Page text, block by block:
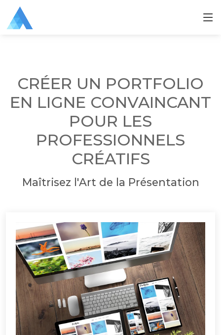
CRÉER UN PORTFOLIO
EN LIGNE CONVAINCANT
POUR LES
PROFESSIONNELS
CRÉATIFS
Maîtrisez l'Art de la Présentation